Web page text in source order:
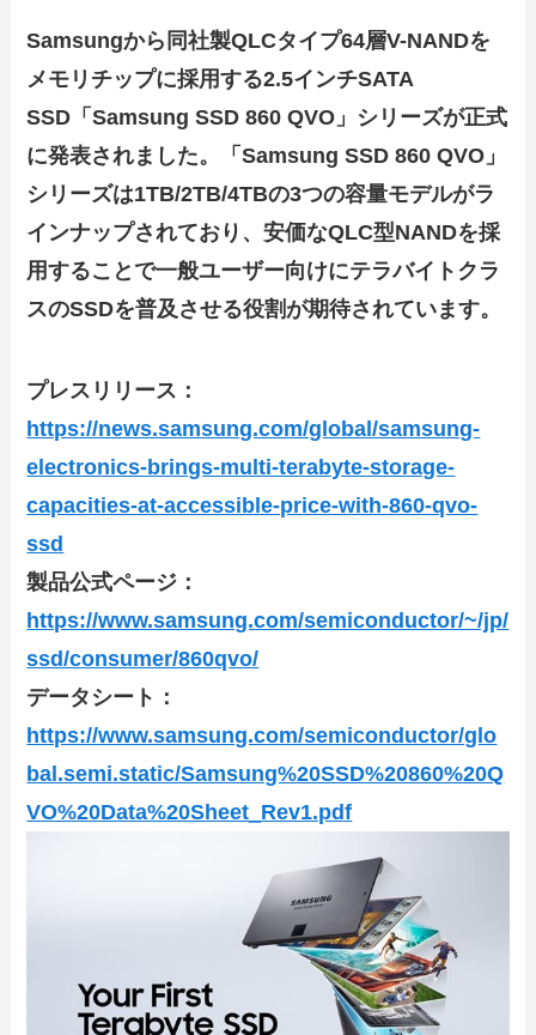
Samsungから同社製QLCタイプ64層V-NANDを
メモリチップに採用する2.5インチSATA
SSD「Samsung SSD 860 QVO」シリーズが正式
に発表されました。「Samsung SSD 860 QVO」
シリーズは1TB/2TB/4TBの3つの容量モデルがラ
インナップされており、安価なQLC型NANDを採
用することで一般ユーザー向けにテラバイトクラ
スのSSDを普及させる役割が期待されています。
プレスリリース：
https://news.samsung.com/global/samsung-
electronics-brings-multi-terabyte-storage-
capacities-at-accessible-price-with-860-qvo-
ssd
製品公式ページ：
https://www.samsung.com/semiconductor/~/jp/
ssd/consumer/860qvo/
データシート：
https://www.samsung.com/semiconductor/glo
bal.semi.static/Samsung%20SSD%20860%20Q
VO%20Data%20Sheet_Rev1.pdf